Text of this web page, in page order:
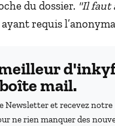
du dossier. "Il faut
requis
mail.
Newsletter et recevez notre
ne rien manquer des